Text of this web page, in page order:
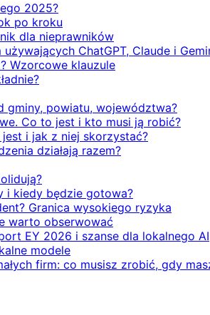
2025?
po kroku
dla nieprawników
ChatGPT, Claude i
Wzorcowe klauzule
gminy, powiatu, województwa?
Co to jest i kto musi ją robić?
i jak z niej skorzystać?
działają razem?
i kiedy będzie gotowa?
Granica wysokiego ryzyka
warto obserwować
EY 2026 i szanse dla lokalnego AI
modele
firm: co musisz zrobić, gdy